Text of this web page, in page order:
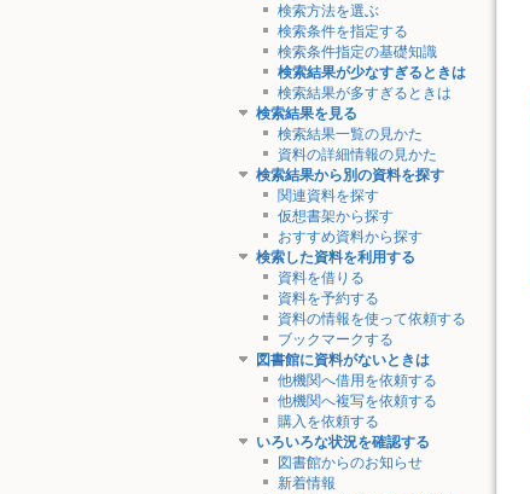
検索方法を選ぶ
検索条件を指定する
検索条件指定の基礎知識
検索結果が少なすぎるときは
検索結果が多すぎるときは
検索結果を見る
検索結果一覧の見かた
資料の詳細情報の見かた
検索結果から別の資料を探す
関連資料を探す
仮想書架から探す
おすすめ資料から探す
検索した資料を利用する
資料を借りる
資料を予約する
資料の情報を使って依頼する
ブックマークする
図書館に資料がないときは
他機関へ借用を依頼する
他機関へ複写を依頼する
購入を依頼する
いろいろな状況を確認する
図書館からのお知らせ
新着情報